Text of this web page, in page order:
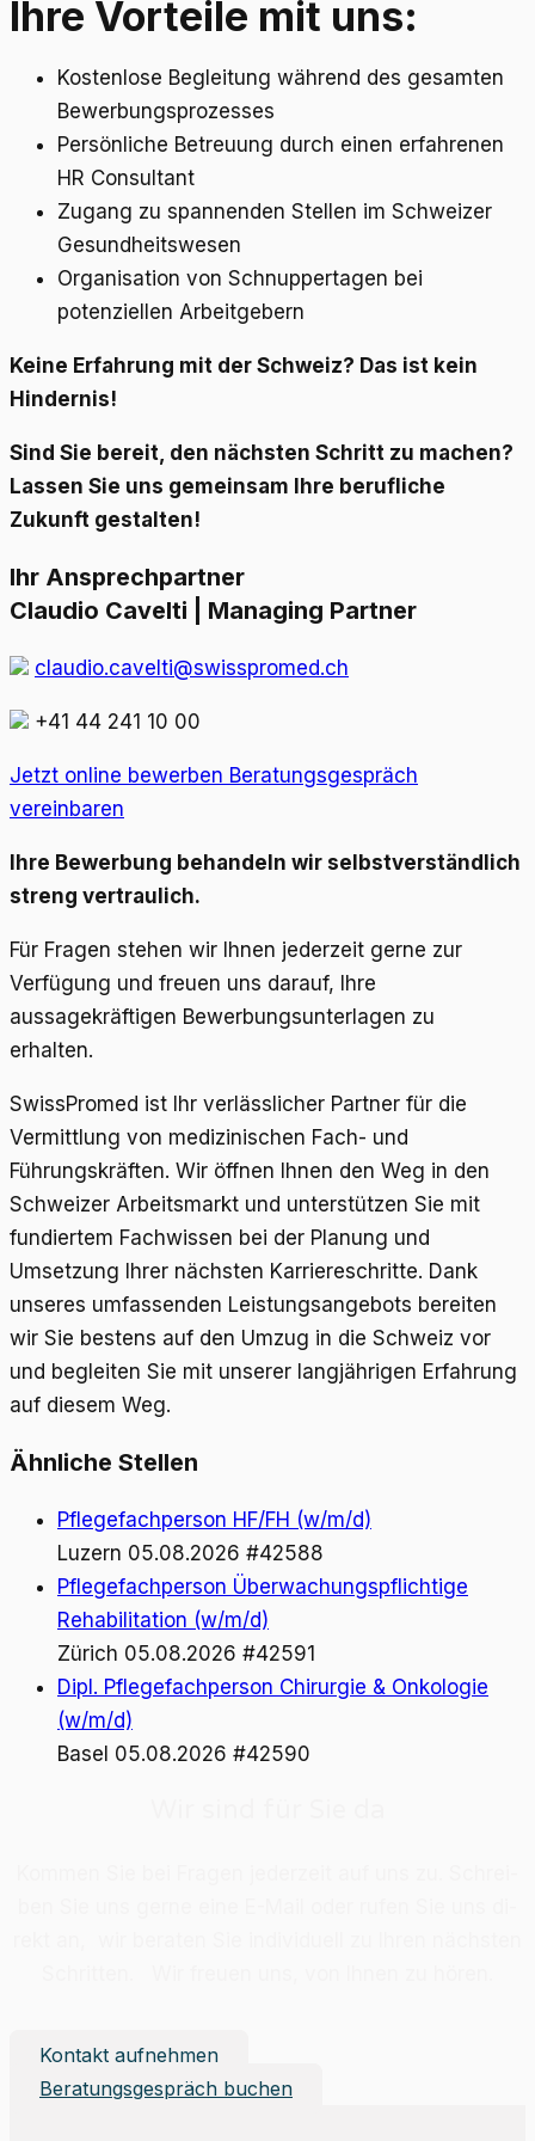
Ihre Vorteile mit uns:
Kostenlose Begleitung während des gesamten
Bewerbungsprozesses
Persönliche Betreuung durch einen erfahrenen
HR Consultant
Zugang zu spannenden Stellen im Schweizer
Gesundheitswesen
Organisation von Schnuppertagen bei
potenziellen Arbeitgebern
Keine Erfahrung mit der Schweiz? Das ist kein
Hindernis!
Sind Sie bereit, den nächsten Schritt zu machen?
Lassen Sie uns gemeinsam Ihre berufliche
Zukunft gestalten!
Ihr Ansprechpartner
Claudio Cavelti | Managing Partner
claudio.cavelti@swisspromed.ch
+41 44 241 10 00
Jetzt online bewerben Beratungsgespräch
vereinbaren
Ihre Bewerbung behandeln wir selbstverständlich
streng vertraulich.
Für Fragen stehen wir Ihnen jederzeit gerne zur
Verfügung und freuen uns darauf, Ihre
aussagekräftigen Bewerbungsunterlagen zu
erhalten.
SwissPromed ist Ihr verlässlicher Partner für die
Vermittlung von medizinischen Fach- und
Führungskräften. Wir öffnen Ihnen den Weg in den
Schweizer Arbeitsmarkt und unterstützen Sie mit
fundiertem Fachwissen bei der Planung und
Umsetzung Ihrer nächsten Karriereschritte. Dank
unseres umfassenden Leistungsangebots bereiten
wir Sie bestens auf den Umzug in die Schweiz vor
und begleiten Sie mit unserer langjährigen Erfahrung
auf diesem Weg.
Ähnliche Stellen
Pflegefachperson HF/FH (w/m/d)
Luzern 05.08.2026 #42588
Pflegefachperson Überwachungspflichtige
Rehabilitation (w/m/d)
Zürich 05.08.2026 #42591
Dipl. Pflegefachperson Chirurgie & Onkologie
(w/m/d)
Basel 05.08.2026 #42590
Kontakt aufnehmen
Beratungsgespräch buchen